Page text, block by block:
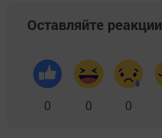
Оставляйте реакции
0 0 0